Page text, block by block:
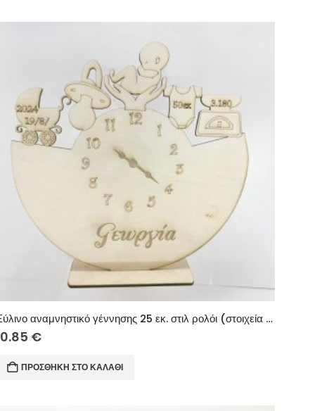
Ξύλινο αναμνηστικό γέννησης 25 εκ. στιλ ρολόι (στοιχεία επιθυμίας σας)
€
ΠΡΟΣΘΉΚΗ ΣΤΟ ΚΑΛΆΘΙ